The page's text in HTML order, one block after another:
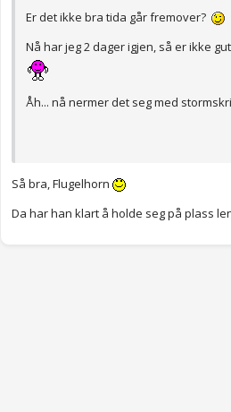
Er det ikke bra tida går fremover?
Nå har jeg 2 dager igjen, så er ikke
Åh... nå nermer det seg med
Så bra, Flugelhorn
Da har han klart å holde seg på plass